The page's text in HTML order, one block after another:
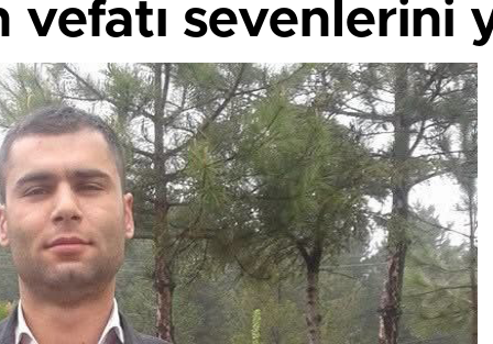
vefatı sevenlerini